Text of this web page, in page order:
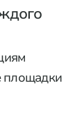
площадки